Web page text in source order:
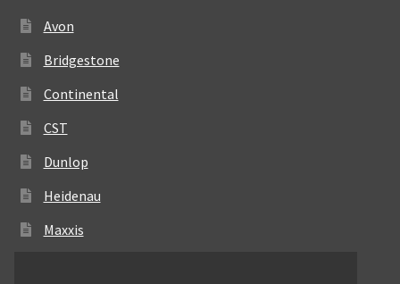
Avon
Bridgestone
Continental
CST
Dunlop
Heidenau
Maxxis